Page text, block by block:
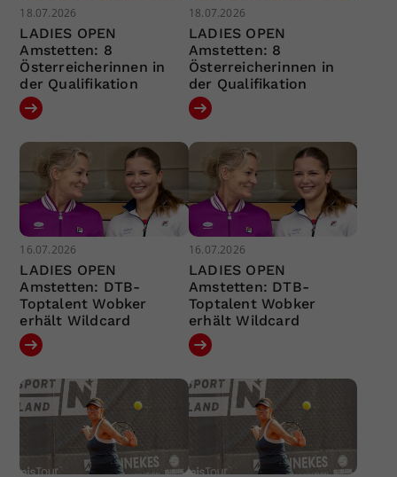
18.07.2026
LADIES OPEN
Amstetten: 8
Österreicherinnen in
der Qualifikation
18.07.2026
LADIES OPEN
Amstetten: 8
Österreicherinnen in
der Qualifikation
16.07.2026
LADIES OPEN
Amstetten: DTB-
Toptalent Wobker
erhält Wildcard
16.07.2026
LADIES OPEN
Amstetten: DTB-
Toptalent Wobker
erhält Wildcard